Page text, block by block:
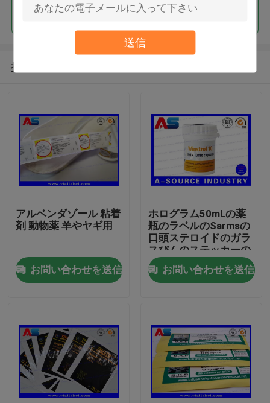
送信
プロダクト
私達について
続行
推薦されたプロダクト
アルベンダゾール 粘着
剤 動物薬 羊やヤギ用
お問い合わせを送信
ホログラム50mLの薬
瓶のラベルのSarmsの
口頭ステロイドのガラ
スびんのステッカーの
ラベルは/びんのラベ
ルを個人化しました
お問い合わせを送信